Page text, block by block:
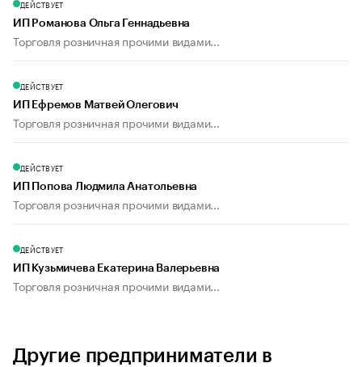
ДЕЙСТВУЕТ
ИП Романова Ольга Геннадьевна
Торговля розничная прочими видами...
ДЕЙСТВУЕТ
ИП Ефремов Матвей Олегович
Торговля розничная прочими видами...
ДЕЙСТВУЕТ
ИП Попова Людмила Анатольевна
Торговля розничная прочими видами...
ДЕЙСТВУЕТ
ИП Кузьмичева Екатерина Валерьевна
Торговля розничная прочими видами...
Другие предприниматели в